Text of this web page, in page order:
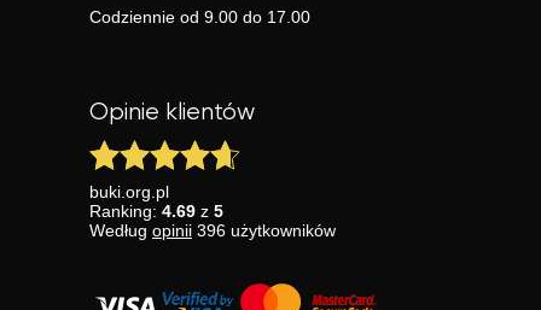
Codziennie od 9.00 do 17.00
Opinie klientów
buki.org.pl
Ranking: 4.69 z 5
Według opinii 396 użytkowników